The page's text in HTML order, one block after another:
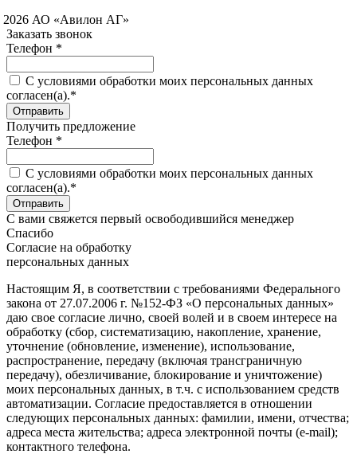
АО «Авилон АГ»
Заказать звонок
Телефон *
C условиями обработки моих персональных данных
согласен(а).*
Получить предложение
Телефон *
C условиями обработки моих персональных данных
согласен(а).*
С вами свяжется первый освободившийся менеджер
Спасибо
Согласие на обработку
персональных данных
Настоящим Я, в соответствии с требованиями Федерального
закона от 27.07.2006 г. №152-ФЗ «О персональных данных»
даю свое согласие лично, своей волей и в своем интересе на
обработку (сбор, систематизацию, накопление, хранение,
уточнение (обновление, изменение), использование,
распространение, передачу (включая трансграничную
передачу), обезличивание, блокирование и уничтожение)
моих персональных данных, в т.ч. с использованием средств
автоматизации. Согласие предоставляется в отношении
следующих персональных данных: фамилии, имени, отчества;
адреса места жительства; адреса электронной почты (e-mail);
контактного телефона.